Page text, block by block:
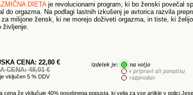
DIETAje revolucionarni program, ki bo ženski povečal
do orgazma. Na podlagi lastnih izkušenj je avtorica razvila
za milijone žensk, ki ne morejo doživeti orgazma, in tiste, ki
življenje.
CENA: 22,80 €
CENA: 48,01 €
vključen 5 % DDV
cena že vključuje 40% posebnega popusta, ki velja za vse artikle v polici